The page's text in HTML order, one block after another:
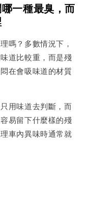
一種最臭，而
嗎？多數情況下，
道比較重，而是殘
在會吸味道的材質
用味道去判斷，而
易留下什麼樣的殘
車內異味時通常就